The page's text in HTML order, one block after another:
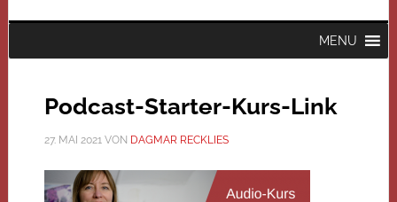
MENU
Podcast-Starter-Kurs-Link
27. MAI 2021VON DAGMAR RECKLIES